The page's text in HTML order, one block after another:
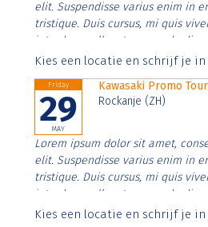
elit. Suspendisse varius enim in
tristique. Duis cursus, mi quis
interdum nulla, ut commodo
Aenean faucibus nibh et justo
Kies een locatie en schrijf je
Friday
29
MAY
Kawasaki Promo Tour
Rockanje (ZH)
Lorem ipsum dolor sit amet,
elit. Suspendisse varius enim in
tristique. Duis cursus, mi quis
interdum nulla, ut commodo
Aenean faucibus nibh et justo
Kies een locatie en schrijf je